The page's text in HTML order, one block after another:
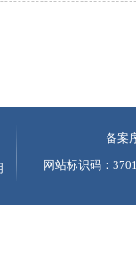
备案
网站标识码：